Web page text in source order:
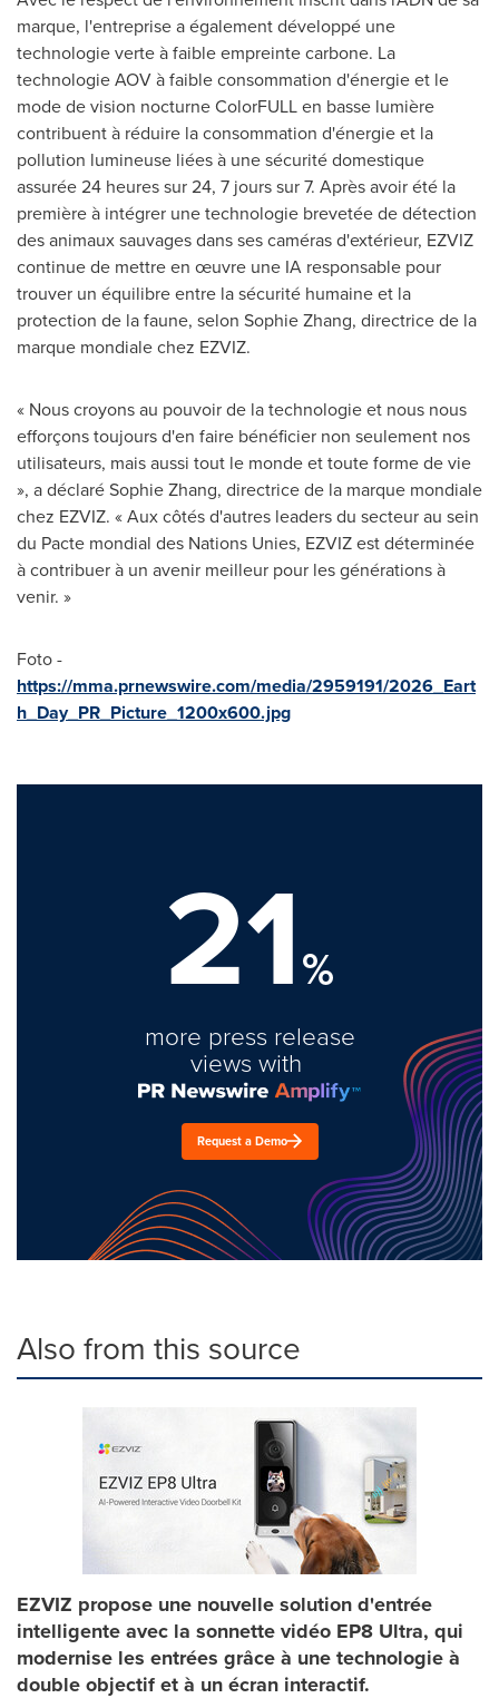
marque, l'entreprise a également développé une
technologie verte à faible empreinte carbone. La
technologie AOV à faible consommation d'énergie et le
mode de vision nocturne ColorFULL en basse lumière
contribuent à réduire la consommation d'énergie et la
pollution lumineuse liées à une sécurité domestique
assurée 24 heures sur 24, 7 jours sur 7. Après avoir été la
première à intégrer une technologie brevetée de détection
des animaux sauvages dans ses caméras d'extérieur, EZVIZ
continue de mettre en œuvre une IA responsable pour
trouver un équilibre entre la sécurité humaine et la
protection de la faune, selon Sophie Zhang, directrice de la
marque mondiale chez EZVIZ.
« Nous croyons au pouvoir de la technologie et nous nous
efforçons toujours d'en faire bénéficier non seulement nos
utilisateurs, mais aussi tout le monde et toute forme de vie
», a déclaré Sophie Zhang, directrice de la marque mondiale
chez EZVIZ. « Aux côtés d'autres leaders du secteur au sein
du Pacte mondial des Nations Unies, EZVIZ est déterminée
à contribuer à un avenir meilleur pour les générations à
venir. »
Foto -
https://mma.prnewswire.com/media/2959191/2026_Eart
h_Day_PR_Picture_1200x600.jpg
21%
more press release
views with
Request a Demo
Also from this source
EZVIZ propose une nouvelle solution d'entrée
intelligente avec la sonnette vidéo EP8 Ultra, qui
modernise les entrées grâce à une technologie à
double objectif et à un écran interactif.